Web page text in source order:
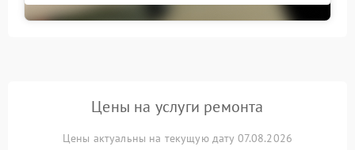
Цены на услуги ремонта
Цены актуальны на текущую дату 07.08.2026